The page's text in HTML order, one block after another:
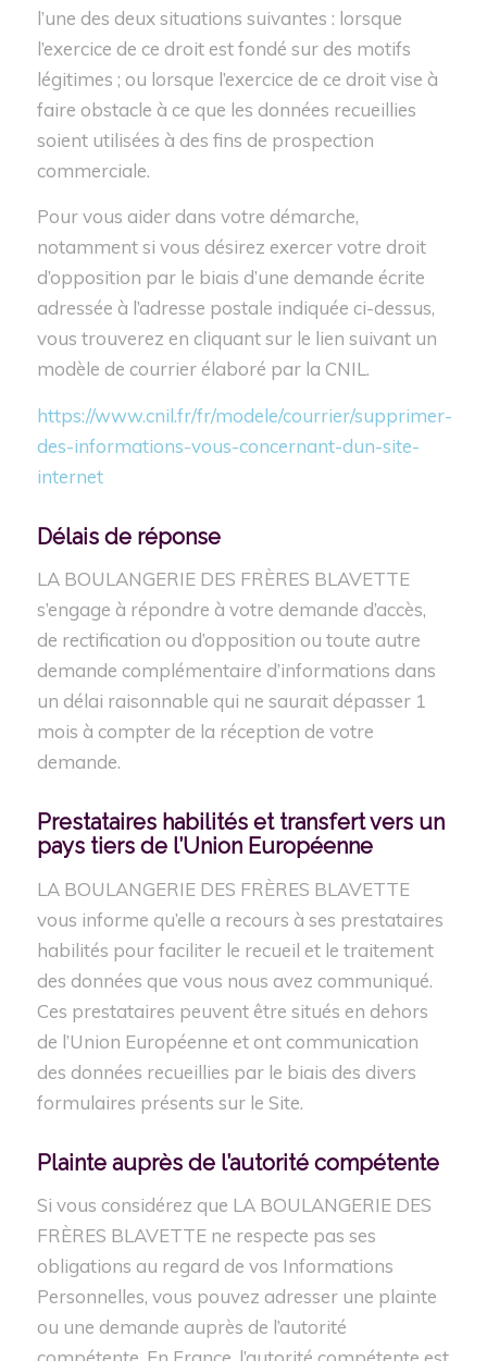
l’une des deux situations suivantes : lorsque
l’exercice de ce droit est fondé sur des motifs
légitimes ; ou lorsque l’exercice de ce droit vise à
faire obstacle à ce que les données recueillies
soient utilisées à des fins de prospection
commerciale.
Pour vous aider dans votre démarche,
notamment si vous désirez exercer votre droit
d’opposition par le biais d’une demande écrite
adressée à l’adresse postale indiquée ci-dessus,
vous trouverez en cliquant sur le lien suivant un
modèle de courrier élaboré par la CNIL.
https://www.cnil.fr/fr/modele/courrier/supprimer-
des-informations-vous-concernant-dun-site-
internet
Délaisderéponse
LA BOULANGERIE DES FRÈRES BLAVETTE
s’engage à répondre à votre demande d’accès,
de rectification ou d’opposition ou toute autre
demande complémentaire d’informations dans
un délai raisonnable qui ne saurait dépasser 1
mois à compter de la réception de votre
demande.
Prestataires habilités et transfert vers un
pays tiers de l’UnionEuropéenne
LA BOULANGERIE DES FRÈRES BLAVETTE
vous informe qu’elle a recours à ses prestataires
habilités pour faciliter le recueil et le traitement
des données que vous nous avez communiqué.
Ces prestataires peuvent être situés en dehors
de l’Union Européenne et ont communication
des données recueillies par le biais des divers
formulaires présents sur le Site.
Plainte auprès del’autoritécompétente
Si vous considérez que LA BOULANGERIE DES
FRÈRES BLAVETTE ne respecte pas ses
obligations au regard de vos Informations
Personnelles, vous pouvez adresser une plainte
ou une demande auprès de l’autorité